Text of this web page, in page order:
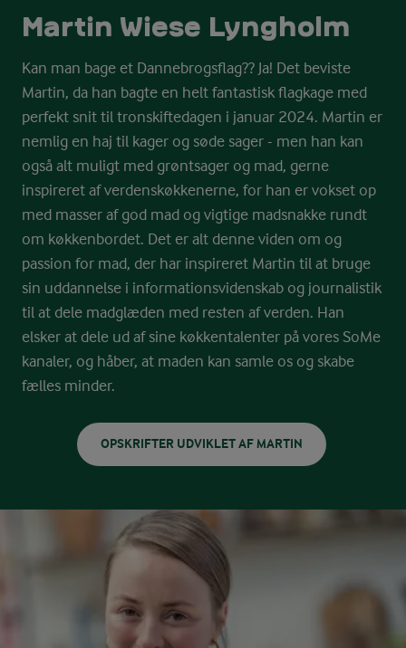
Martin Wiese Lyngholm
Kan man bage et Dannebrogsflag?? Ja! Det beviste
Martin, da han bagte en helt fantastisk flagkage med
perfekt snit til tronskiftedagen i januar 2024. Martin er
nemlig en haj til kager og søde sager - men han kan
også alt muligt med grøntsager og mad, gerne
inspireret af verdenskøkkenerne, for han er vokset op
med masser af god mad og vigtige madsnakke rundt
om køkkenbordet. Det er alt denne viden om og
passion for mad, der har inspireret Martin til at bruge
sin uddannelse i informationsvidenskab og journalistik
til at dele madglæden med resten af verden. Han
elsker at dele ud af sine køkkentalenter på vores SoMe
kanaler, og håber, at maden kan samle os og skabe
fælles minder.
OPSKRIFTER UDVIKLET AF MARTIN